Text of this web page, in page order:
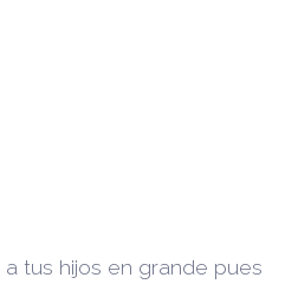
tus hijos en grande pues